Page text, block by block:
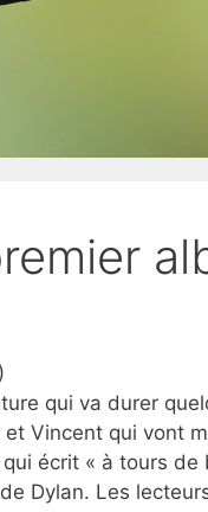
qui va durer
Vincent qui vont
écrit « à tours
Dylan. Les